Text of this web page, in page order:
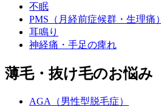
不眠
PMS（月経前症候群・生理痛）
耳鳴り
神経痛・手足の痺れ
薄毛・抜け毛のお悩み
AGA（男性型脱毛症）